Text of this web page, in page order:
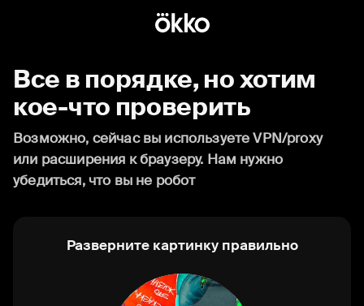
Все в порядке, но хотим
кое-что проверить
Возможно, сейчас вы используете VPN/proxy
или расширения к браузеру. Нам нужно
убедиться, что вы не робот
Разверните картинку правильно